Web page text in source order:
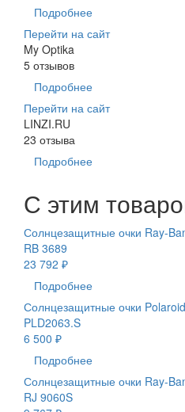
Подробнее
Перейти на сайт
My Optika
5 отзывов
Подробнее
Перейти на сайт
LINZI.RU
23 отзыва
Подробнее
С этим
Солнцезащитные очки Ray-
RB 3689
23 792 ₽
Подробнее
Солнцезащитные очки
PLD2063.S
6 500 ₽
Подробнее
Солнцезащитные очки Ray-
RJ 9060S